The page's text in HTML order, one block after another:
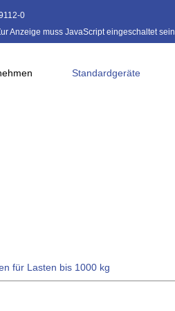
0
Anzeige muss JavaScript eingeschaltet sein.
Standardgeräte
für Lasten bis 1000 kg